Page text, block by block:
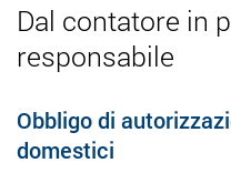
Dal contatore in
responsabile
Obbligo di
domestici